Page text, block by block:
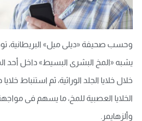
وحسب صحيفة «ديلى ميل» البريطانية،
يشبه «المخ البشرى البسيط» داخل أحد
خلال خلايا الجلد الوراثية، ثم استنباط
الخلايا العصبية للمخ، ما يسهم فى
وألزهايمر.